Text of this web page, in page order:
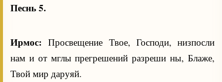
Песнь 5.
Ирмос:Просвещение Твое, Господи, низпосли
нам и от мглы прегрешений разреши ны, Блаже,
Твой мир даруяй.